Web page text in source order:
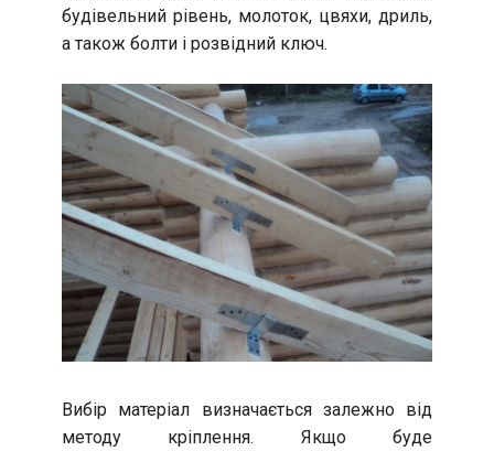
будівельний рівень, молоток, цвяхи, дриль,
а також болти і розвідний ключ.
Вибір матеріал визначається залежно від
методу кріплення. Якщо буде